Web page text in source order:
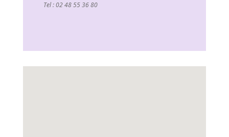
Tel : 02 48 55 36 80